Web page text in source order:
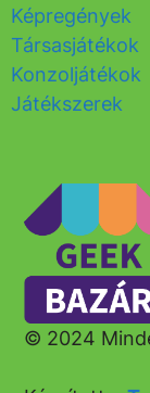
© 2024
Képregények
Társasjátékok
Konzoljátékok
Játékszerek